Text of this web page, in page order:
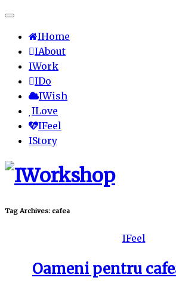
IHome
IAbout
IWork
IDo
IWish
ILove
IFeel
IStory
Tag Archives: cafea
IFeel
Oameni pentru